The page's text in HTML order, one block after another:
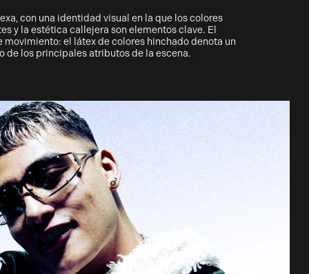
con una identidad visual en la que los colores
y la estética callejera son elementos clave. El
el látex de colores hinchado denota un
de los principales atributos de la escena.